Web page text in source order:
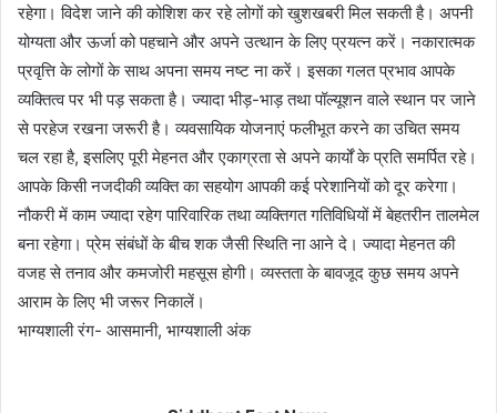
रहेगा। विदेश जाने की कोशिश कर रहे लोगों को खुशखबरी मिल सकती है। अपनी
योग्यता और ऊर्जा को पहचाने और अपने उत्थान के लिए प्रयत्न करें। नकारात्मक
प्रवृत्ति के लोगों के साथ अपना समय नष्ट ना करें। इसका गलत प्रभाव आपके
व्यक्तित्व पर भी पड़ सकता है। ज्यादा भीड़-भाड़ तथा पॉल्यूशन वाले स्थान पर जाने
से परहेज रखना जरूरी है। व्यवसायिक योजनाएं फलीभूत करने का उचित समय
चल रहा है, इसलिए पूरी मेहनत और एकाग्रता से अपने कार्यों के प्रति समर्पित रहे।
आपके किसी नजदीकी व्यक्ति का सहयोग आपकी कई परेशानियों को दूर करेगा।
नौकरी में काम ज्यादा रहेग पारिवारिक तथा व्यक्तिगत गतिविधियों में बेहतरीन तालमेल
बना रहेगा। प्रेम संबंधों के बीच शक जैसी स्थिति ना आने दे। ज्यादा मेहनत की
वजह से तनाव और कमजोरी महसूस होगी। व्यस्तता के बावजूद कुछ समय अपने
आराम के लिए भी जरूर निकालें।
भाग्यशाली रंग- आसमानी, भाग्यशाली अंक